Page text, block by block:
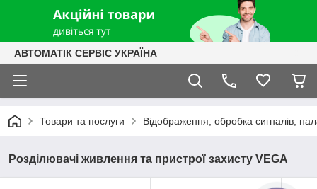
АВТОМАТІК СЕРВІС УКРАЇНА
Товари та послуги Відображення, обробка сигналів,
Розділювачі живлення та пристрої захисту VEGA